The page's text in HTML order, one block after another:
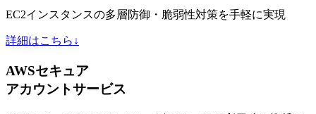
EC2インスタンスの多層防御・脆弱性対策を手軽に実現
詳細はこちら↓
AWSセキュア
アカウントサービス